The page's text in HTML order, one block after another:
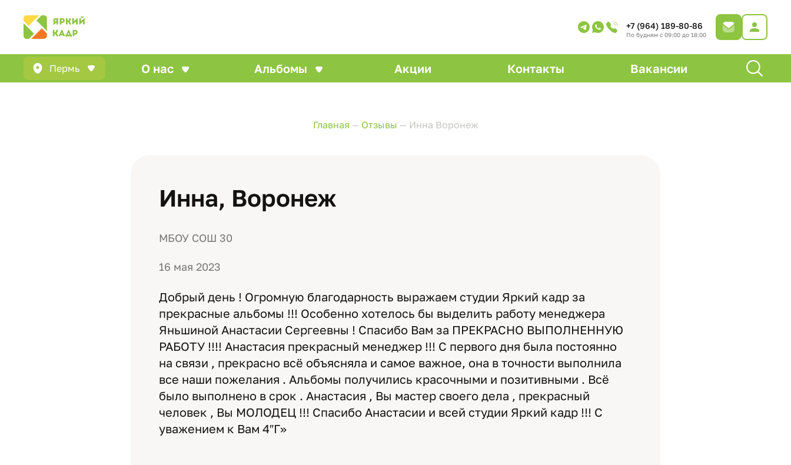
+7 (964) 189-80-86
По будням с 09:00 до 18:00
Пермь О нас Альбомы Акции Контакты Вакансии
Главная — Отзывы — Инна Воронеж
Инна, Воронеж
МБОУ СОШ 30
16 мая 2023
Добрый день ! Огромную благодарность выражаем студии Яркий кадр за
прекрасные альбомы !!! Особенно хотелось бы выделить работу менеджера
Яньшиной Анастасии Сергеевны ! Спасибо Вам за ПРЕКРАСНО ВЫПОЛНЕННУЮ
РАБОТУ !!!! Анастасия прекрасный менеджер !!! С первого дня была постоянно
на связи , прекрасно всё объясняла и самое важное, она в точности выполнила
все наши пожелания . Альбомы получились красочными и позитивными . Всё
было выполнено в срок . Анастасия , Вы мастер своего дела , прекрасный
человек , Вы МОЛОДЕЦ !!! Спасибо Анастасии и всей студии Яркий кадр !!! С
уважением к Вам 4″Г»